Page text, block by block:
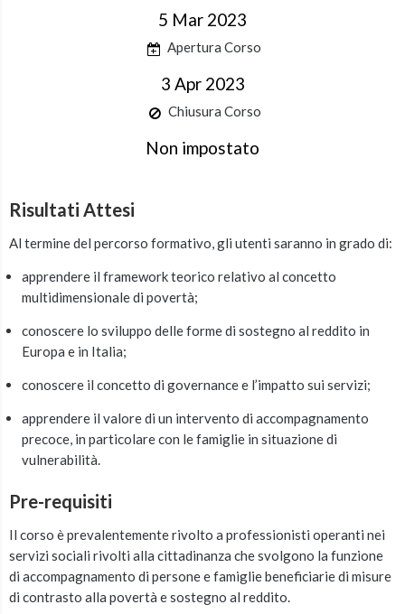
5 Mar 2023
Apertura Corso
3 Apr 2023
Chiusura Corso
Non impostato
Risultati Attesi
Al termine del percorso formativo, gli utenti saranno in grado di:
apprendere il framework teorico relativo al concetto
multidimensionale di povertà;
conoscere lo sviluppo delle forme di sostegno al reddito in
Europa e in Italia;
conoscere il concetto di governance e l’impatto sui servizi;
apprendere il valore di un intervento di accompagnamento
precoce, in particolare con le famiglie in situazione di
vulnerabilità.
Pre-requisiti
Il corso è prevalentemente rivolto a professionisti operanti nei
servizi sociali rivolti alla cittadinanza che svolgono la funzione
di accompagnamento di persone e famiglie beneficiarie di misure
di contrasto alla povertà e sostegno al reddito.